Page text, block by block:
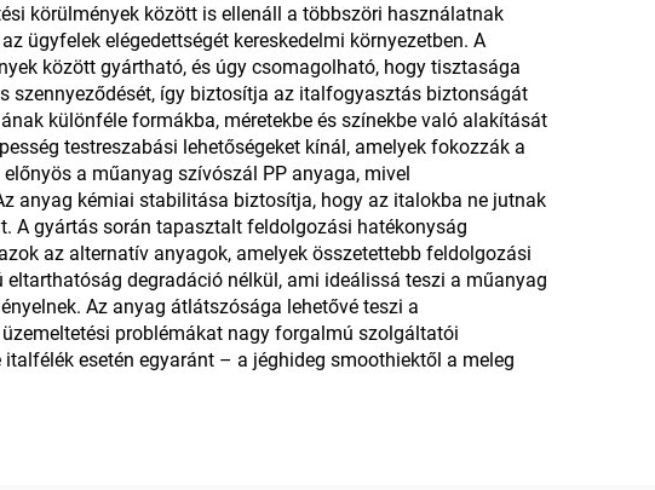
körülmények között is ellenáll a többszöri használatnak
ügyfelek elégedettségét kereskedelmi környezetben. A
között gyártható, és úgy csomagolható, hogy tisztasága
szennyeződését, így biztosítja az italfogyasztás biztonságát
különféle formákba, méretekbe és színekbe való alakítását
testreszabási lehetőségeket kínál, amelyek fokozzák a
a műanyag szívószál PP anyaga, mivel
anyag kémiai stabilitása biztosítja, hogy az italokba ne jutnak
A gyártás során tapasztalt feldolgozási hatékonyság
az alternatív anyagok, amelyek összetettebb feldolgozási
degradáció nélkül, ami ideálissá teszi a műanyag
Az anyag átlátszósága lehetővé teszi a
problémákat nagy forgalmú szolgáltatói
esetén egyaránt – a jéghideg smoothiektől a meleg